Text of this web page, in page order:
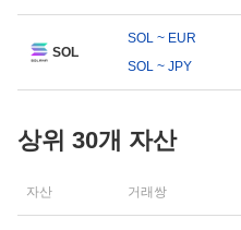
SOL
SOL ~ EUR
SOL ~ JPY
상위 30개 자산
자산 거래쌍